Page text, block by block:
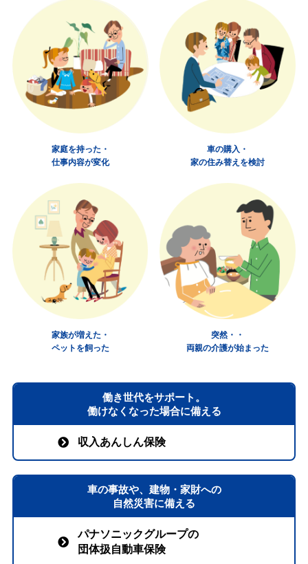
家庭を持った・
仕事内容が変化
車の購入・
家の住み替えを検討
家族が増えた・
ペットを飼った
突然・・
両親の介護が始まった
働き世代をサポート。
働けなくなった場合に備える
収入あんしん保険
車の事故や、建物・家財への
自然災害に備える
パナソニックグループの
団体扱自動車保険